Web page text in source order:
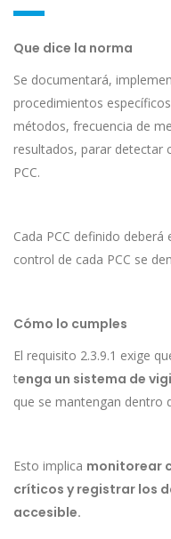
Que dice la norma
Se documentará,
procedimientos
métodos, frecuencia de
resultados, parar detectar
PCC.
Cada PCC definido
control de cada PCC se
Cómo lo cumples
El requisito 2.3.9.1 exige
tenga un sistema de
que se mantengan dentro
Esto implica monitorear
críticos y registrar los
accesible.